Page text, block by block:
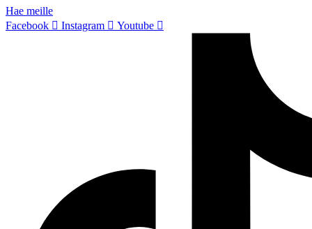
Hae meille
Facebook
Instagram Youtube